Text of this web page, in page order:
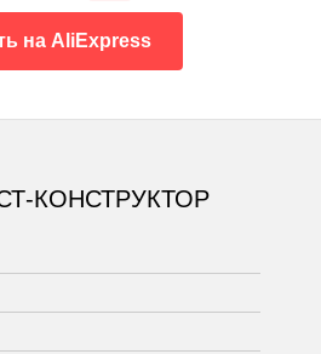
на AliExpress
КОНСТРУКТОР